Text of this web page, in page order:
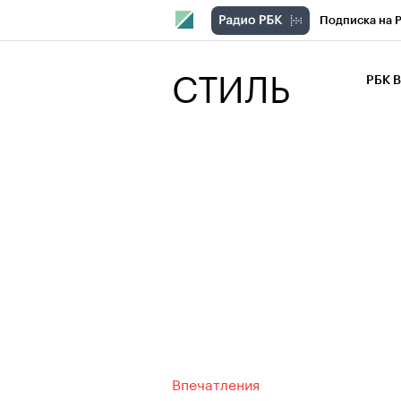
Подписка на
СТИЛЬ РБК
Впечатления